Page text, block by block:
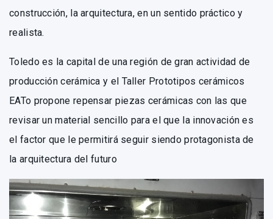
construcción, la arquitectura, en un sentido práctico y
realista.
Toledo es la capital de una región de gran actividad de
producción cerámica y el Taller Prototipos cerámicos
EATo propone repensar piezas cerámicas con las que
revisar un material sencillo para el que la innovación es
el factor que le permitirá seguir siendo protagonista de
la arquitectura del futuro